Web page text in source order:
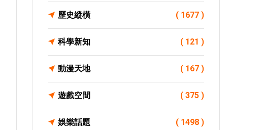
歷史縱橫 ( 1677 )
科學新知 ( 121 )
動漫天地 ( 167 )
遊戲空間 ( 375 )
娛樂話題 ( 1498 )